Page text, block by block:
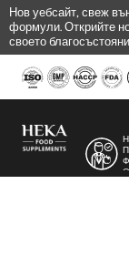
Премини
към
съдържанието
Нов уебсайт, свеж
формули. Открийте
своето